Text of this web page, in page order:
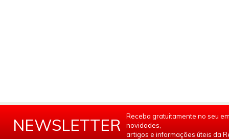
NEWSLETTER
Receba gratuitamente no seu
novidades,
artigos e informações úteis da